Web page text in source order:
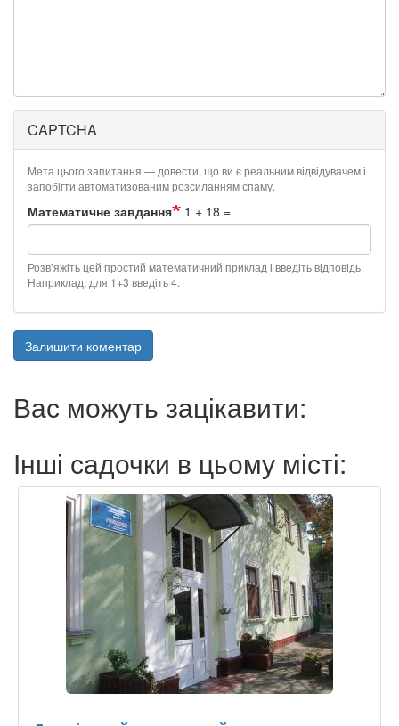
CAPTCHA
Мета цього запитання — довести, що ви є реальним відвідувачем і
запобігти автоматизованим розсиланням спаму.
Математичне завдання 1 + 18 =
Розв’яжіть цей простий математичний приклад і введіть відповідь.
Наприклад, для 1+3 введіть 4.
Залишити коментар
Вас можуть зацікавити:
Інші садочки в цьому місті: